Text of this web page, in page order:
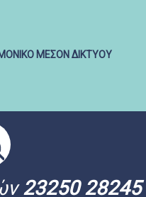
ΜΕΣΟΝ ΔΙΚΤΥΟΥ
23250 28245